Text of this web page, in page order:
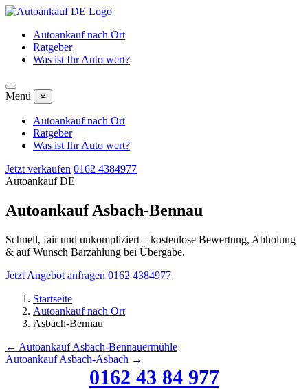
Autoankauf nach Ort
Ratgeber
Was ist Ihr Auto wert?
Menü ✕
Autoankauf nach Ort
Ratgeber
Was ist Ihr Auto wert?
Jetzt verkaufen 0162 4384977
Autoankauf DE
Autoankauf Asbach-Bennau
Schnell, fair und unkompliziert – kostenlose Bewertung, Abholung
& auf Wunsch Barzahlung bei Übergabe.
Jetzt Angebot anfragen 0162 4384977
Startseite
Autoankauf nach Ort
Asbach-Bennau
← Autoankauf Asbach-Bennauermühle
Autoankauf Asbach-Asbach →
0162 43 84 977